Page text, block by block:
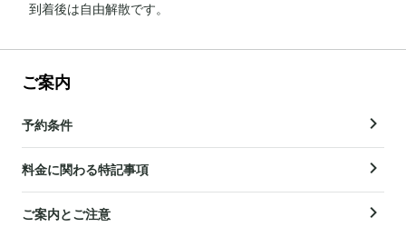
到着後は自由解散です。
ご案内
予約条件
料金に関わる特記事項
ご案内とご注意